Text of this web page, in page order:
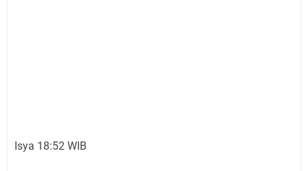
Isya 18:52 WIB